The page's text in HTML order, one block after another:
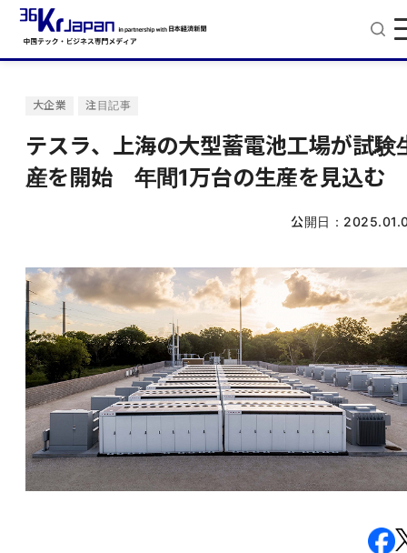
大企業 注目記事
テスラ、上海の大型蓄電池工場が試験
産を開始 年間1万台の生産を見込む
公開日：